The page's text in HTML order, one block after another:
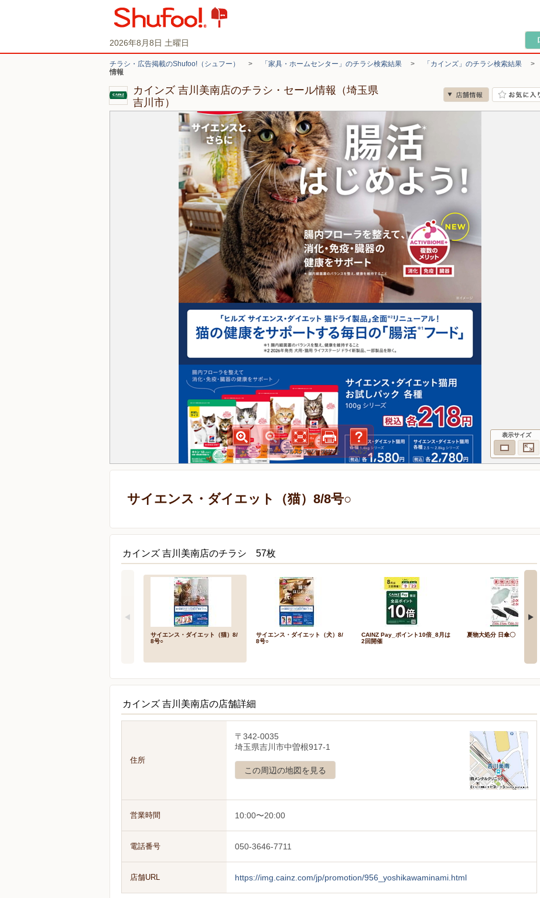
2026年8月8日 土曜日
チラシ・広告掲載のShufoo!（シュフー） > 「家具・ホームセンター」のチラシ検索結果 > 「カインズ」のチラシ検索結果 >
情報
カインズ 吉川美南店のチラシ・セール情報（埼玉県
吉川市）
表示サイズ
サイエンス・ダイエット（猫）8/8号○
カインズ 吉川美南店のチラシ 57枚
サイエンス・ダイエット（猫）8/
8号○
サイエンス・ダイエット（犬）8/
8号○
CAINZ Pay_ポイント10倍_8月は
2回開催
夏物大処分 日傘〇
カインズ 吉川美南店の店舗詳細
住所
〒342-0035
埼玉県吉川市中曽根917-1
この周辺の地図を見る
営業時間 10:00〜20:00
電話番号 050-3646-7711
店舗URL https://img.cainz.com/jp/promotion/956_yoshikawaminami.html